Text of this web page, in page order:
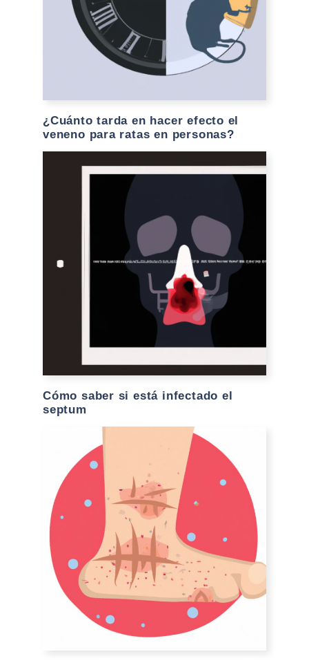
¿Cuánto tarda en hacer efecto el
veneno para ratas en personas?
Cómo saber si está infectado el
septum